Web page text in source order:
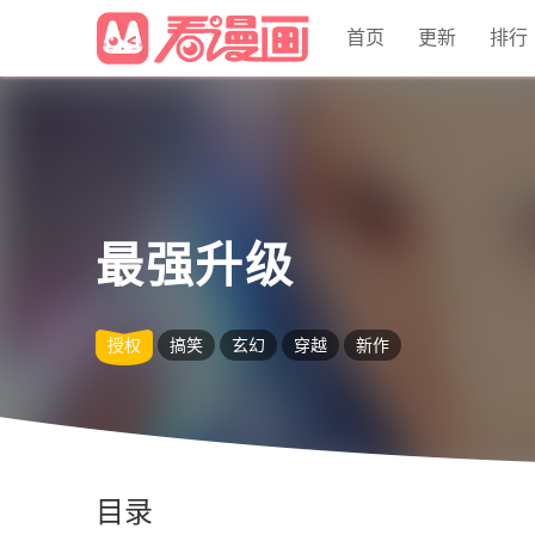
首页 更新 排行
最强升级
授权 搞笑 玄幻 穿越 新作
目录